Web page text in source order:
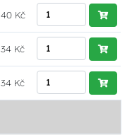
40 Kč
34 Kč
34 Kč